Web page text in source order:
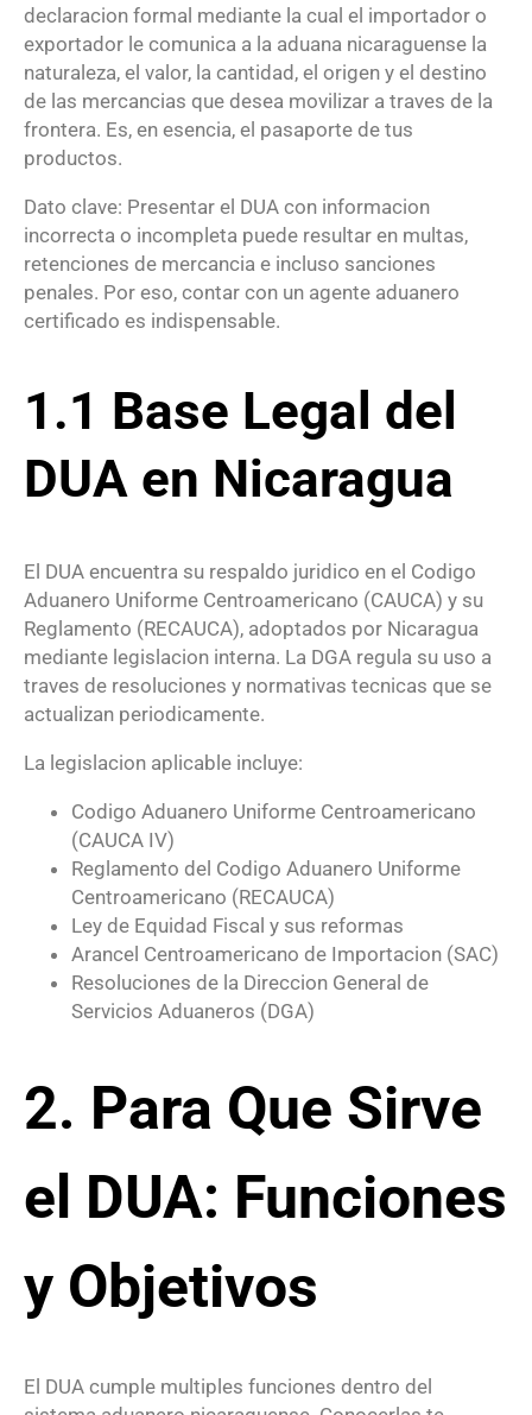
declaracion formal mediante la cual el importador o
exportador le comunica a la aduana nicaraguense la
naturaleza, el valor, la cantidad, el origen y el destino
de las mercancias que desea movilizar a traves de la
frontera. Es, en esencia, el pasaporte de tus
productos.
Dato clave: Presentar el DUA con informacion
incorrecta o incompleta puede resultar en multas,
retenciones de mercancia e incluso sanciones
penales. Por eso, contar con un agente aduanero
certificado es indispensable.
1.1 Base Legal del
DUA en Nicaragua
El DUA encuentra su respaldo juridico en el Codigo
Aduanero Uniforme Centroamericano (CAUCA) y su
Reglamento (RECAUCA), adoptados por Nicaragua
mediante legislacion interna. La DGA regula su uso a
traves de resoluciones y normativas tecnicas que se
actualizan periodicamente.
La legislacion aplicable incluye:
Codigo Aduanero Uniforme Centroamericano
(CAUCA IV)
Reglamento del Codigo Aduanero Uniforme
Centroamericano (RECAUCA)
Ley de Equidad Fiscal y sus reformas
Arancel Centroamericano de Importacion (SAC)
Resoluciones de la Direccion General de
Servicios Aduaneros (DGA)
2. Para Que Sirve
el DUA: Funciones
y Objetivos
El DUA cumple multiples funciones dentro del